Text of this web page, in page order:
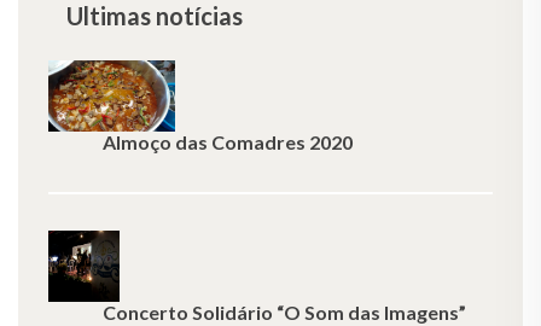
Ultimas notícias
Almoço das Comadres 2020
Concerto Solidário “O Som das Imagens”